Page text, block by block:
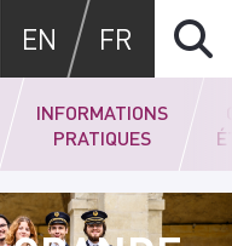
EN FR
INFORMATIONS
PRATIQUES